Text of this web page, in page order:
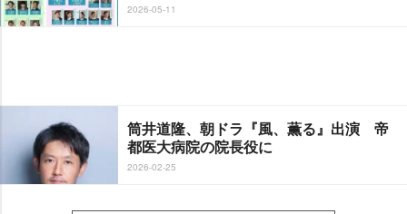
2026-05-11
筒井道隆、朝ドラ『風、薫る』出演 帝
都医大病院の院長役に
2026-02-25